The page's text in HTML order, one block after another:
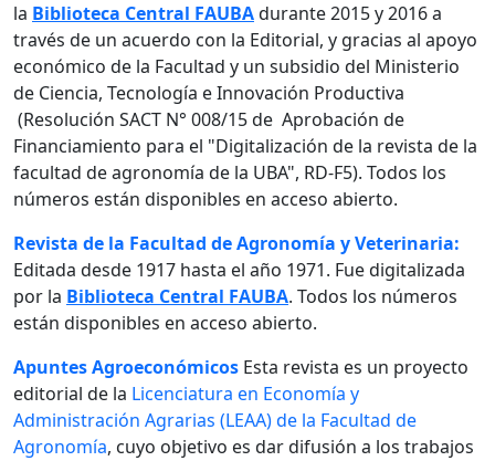
la Biblioteca Central FAUBAdurante 2015 y 2016 a
través de un acuerdo con la Editorial, y gracias al apoyo
económico de la Facultad y un subsidio del Ministerio
de Ciencia, Tecnología e Innovación Productiva
(Resolución SACT N° 008/15 de Aprobación de
Financiamiento para el "Digitalización de la revista de la
facultad de agronomía de la UBA", RD-F5). Todos los
números están disponibles en acceso abierto.
Revista de la Facultad de Agronomía y Veterinaria:
Editada desde 1917 hasta el año 1971. Fue digitalizada
por la Biblioteca Central FAUBA. Todos los números
están disponibles en acceso abierto.
Apuntes Agroeconómicos Esta revista es un proyecto
editorial de la Licenciatura en Economía y
Administración Agrarias (LEAA) de la Facultad de
Agronomía, cuyo objetivo es dar difusión a los trabajos